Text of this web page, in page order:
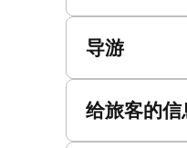
导游
给旅客的信